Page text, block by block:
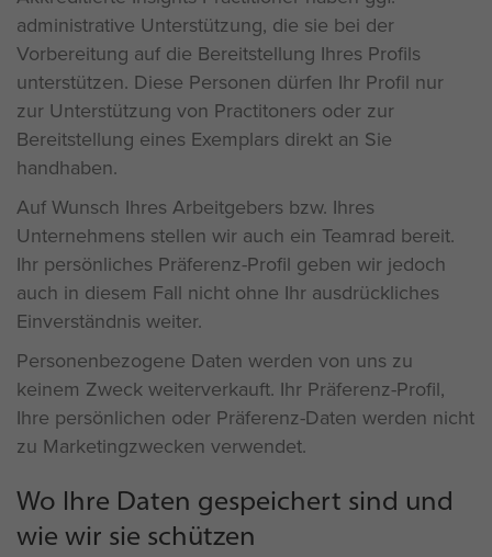
administrative Unterstützung, die sie bei der
Vorbereitung auf die Bereitstellung Ihres Profils
unterstützen. Diese Personen dürfen Ihr Profil nur
zur Unterstützung von Practitoners oder zur
Bereitstellung eines Exemplars direkt an Sie
handhaben.
Auf Wunsch Ihres Arbeitgebers bzw. Ihres
Unternehmens stellen wir auch ein Teamrad bereit.
Ihr persönliches Präferenz-Profil geben wir jedoch
auch in diesem Fall nicht ohne Ihr ausdrückliches
Einverständnis weiter.
Personenbezogene Daten werden von uns zu
keinem Zweck weiterverkauft. Ihr Präferenz-Profil,
Ihre persönlichen oder Präferenz-Daten werden nicht
zu Marketingzwecken verwendet.
Wo Ihre Daten gespeichert sind und
wie wir sie schützen